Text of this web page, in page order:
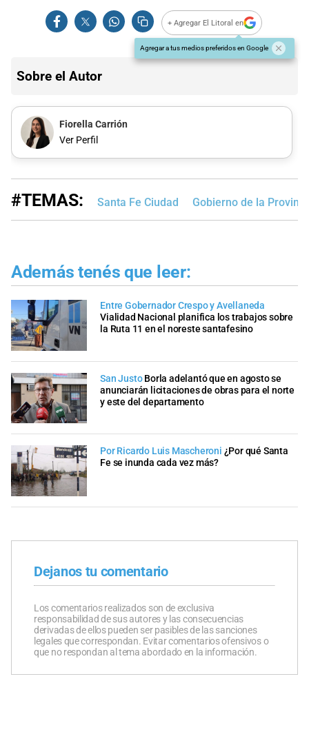
+ Agregar El Litoral en
Agregar a tus medios preferidos en Google
Sobre el Autor
Fiorella Carrión
Ver Perfil
#TEMAS: Santa Fe Ciudad Gobierno de la
Además tenés que leer:
Entre Gobernador Crespo y Avellaneda
Vialidad Nacional planifica los trabajos sobre
la Ruta 11 en el noreste santafesino
San Justo Borla adelantó que en agosto se
anunciarán licitaciones de obras para el norte
y este del departamento
Por Ricardo Luis Mascheroni ¿Por qué Santa
Fe se inunda cada vez más?
Dejanos tu comentario
Los comentarios realizados son de exclusiva
responsabilidad de sus autores y las consecuencias
derivadas de ellos pueden ser pasibles de las sanciones
legales que correspondan. Evitar comentarios ofensivos o
que no respondan al tema abordado en la información.